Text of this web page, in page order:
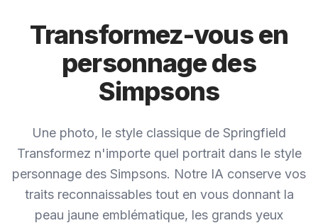
Transformez-vous en
personnage des
Simpsons
Une photo, le style classique de Springfield
Transformez n'importe quel portrait dans le style
personnage des Simpsons. Notre IA conserve vos
traits reconnaissables tout en vous donnant la
peau jaune emblématique, les grands yeux